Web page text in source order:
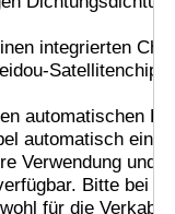
integrierten
Satellitenchip
automatischen
automatisch
Verwendung und
Bitte bei
für die